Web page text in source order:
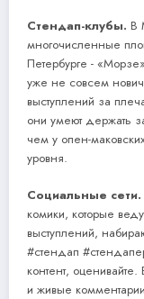
Стендап-клубы. В
многочисленные
Петербурге -
уже не совсем
выступлений за
они умеют держать
чем у опен-
уровня.
Социальные сети.
комики, которые
выступлений,
#стендап
контент,
и живые